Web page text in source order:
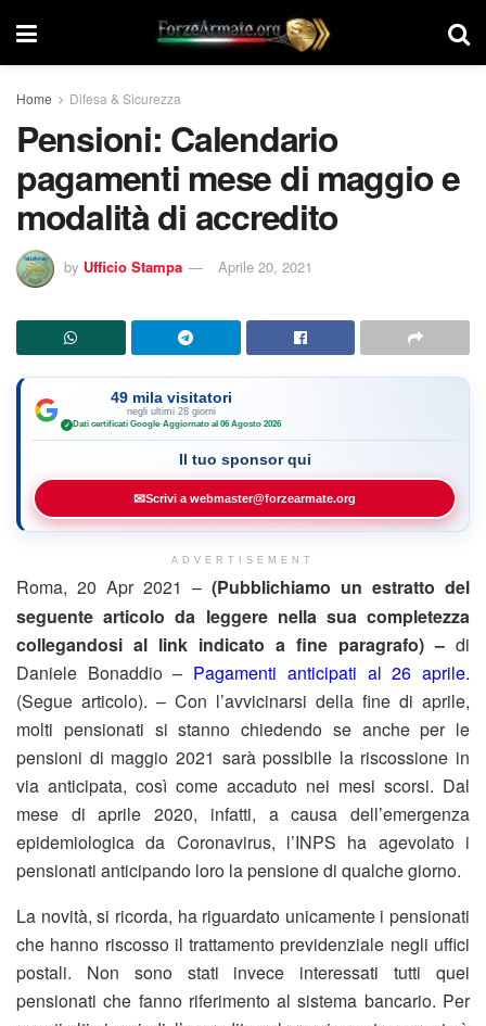
Home Difesa & Sicurezza
Pensioni: Calendario
pagamenti mese di maggio e
modalità di accredito
by Ufficio Stampa Aprile 20, 2021
49 mila visitatori
negli ultimi 28 giorni
✓ Dati certificati Google·Aggiornato al 06 Agosto 2026
Il tuo sponsor qui
✉Scrivi a webmaster@forzearmate.org
ADVERTISEMENT
Roma, 20 Apr 2021 – (Pubblichiamo un estratto del
seguente articolo da leggere nella sua completezza
collegandosi al link indicato a fine paragrafo) – di
Daniele Bonaddio – Pagamenti anticipati al 26 aprile.
(Segue articolo). – Con l’avvicinarsi della fine di aprile,
molti pensionati si stanno chiedendo se anche per le
pensioni di maggio 2021 sarà possibile la riscossione in
via anticipata, così come accaduto nei mesi scorsi. Dal
mese di aprile 2020, infatti, a causa dell’emergenza
epidemiologica da Coronavirus, l’INPS ha agevolato i
pensionati anticipando loro la pensione di qualche giorno.
La novità, si ricorda, ha riguardato unicamente i pensionati
che hanno riscosso il trattamento previdenziale negli uffici
postali. Non sono stati invece interessati tutti quei
pensionati che fanno riferimento al sistema bancario. Per